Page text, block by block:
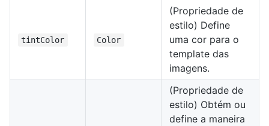
tintColor Color
(Propriedade de
estilo) Define
uma cor para o
template das
imagens.
(Propriedade de
estilo) Obtém ou
define a maneira